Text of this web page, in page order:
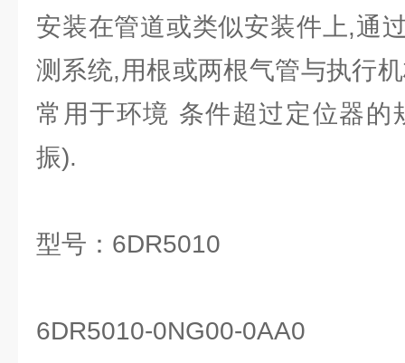
安装在管道或类似安装件上,通
测系统,用根或两根气管与执行
常用于环境 条件超过定位器的
振).
型号：6DR5010
6DR5010-0NG00-0AA0